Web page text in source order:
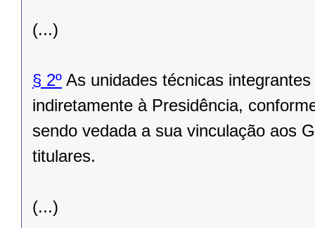
(...)
§ 2º As unidades técnicas
indiretamente à Presidência,
sendo vedada a sua vinculação aos
titulares.
(...)